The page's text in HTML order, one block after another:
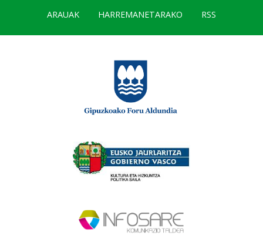
ARAUAK
HARREMANETARAKO RSS